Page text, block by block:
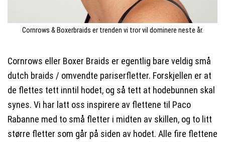
Cornrows & Boxerbraids er trenden vi tror vil dominere neste år.
Cornrows eller Boxer Braids er egentlig bare veldig små
dutch braids / omvendte pariserfletter. Forskjellen er at
de flettes tett inntil hodet, og så tett at hodebunnen skal
synes. Vi har latt oss inspirere av flettene til Paco
Rabanne med to små fletter i midten av skillen, og to litt
større fletter som går på siden av hodet. Alle fire flettene